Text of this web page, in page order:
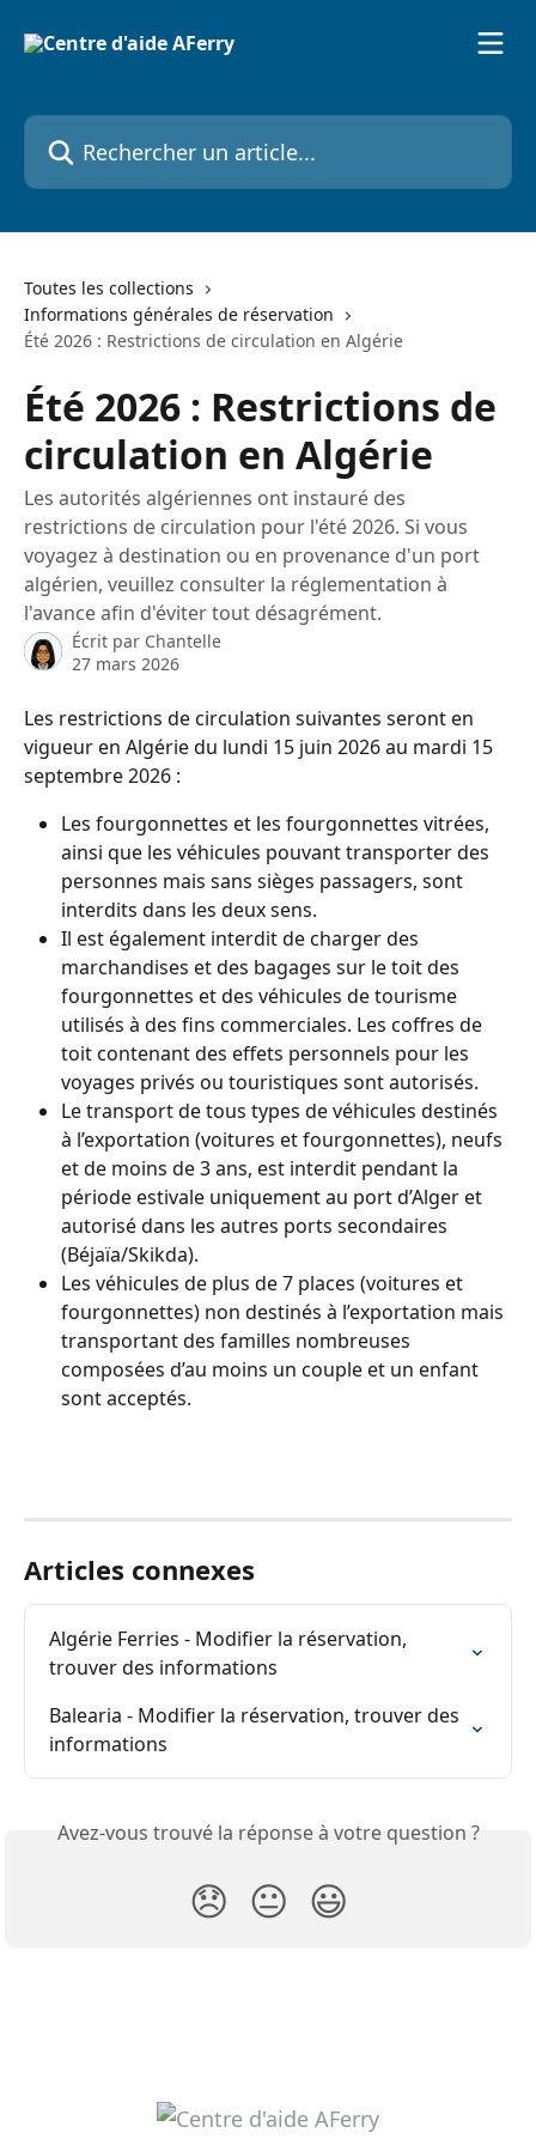
Rechercher un article...
Toutes les collections
Informations générales de réservation
Été 2026 : Restrictions de circulation en Algérie
Été 2026 : Restrictions de
circulation en Algérie
Les autorités algériennes ont instauré des
restrictions de circulation pour l'été 2026. Si vous
voyagez à destination ou en provenance d'un port
algérien, veuillez consulter la réglementation à
l'avance afin d'éviter tout désagrément.
Écrit par Chantelle
27 mars 2026
Les restrictions de circulation suivantes seront en
vigueur en Algérie du lundi 15 juin 2026 au mardi 15
septembre 2026 :
Les fourgonnettes et les fourgonnettes vitrées,
ainsi que les véhicules pouvant transporter des
personnes mais sans sièges passagers, sont
interdits dans les deux sens.
Il est également interdit de charger des
marchandises et des bagages sur le toit des
fourgonnettes et des véhicules de tourisme
utilisés à des fins commerciales. Les coffres de
toit contenant des effets personnels pour les
voyages privés ou touristiques sont autorisés.
Le transport de tous types de véhicules destinés
à l’exportation (voitures et fourgonnettes), neufs
et de moins de 3 ans, est interdit pendant la
période estivale uniquement au port d’Alger et
autorisé dans les autres ports secondaires
(Béjaïa/Skikda).
Les véhicules de plus de 7 places (voitures et
fourgonnettes) non destinés à l’exportation mais
transportant des familles nombreuses
composées d’au moins un couple et un enfant
sont acceptés.
Articles connexes
Algérie Ferries - Modifier la réservation,
trouver des informations
Balearia - Modifier la réservation, trouver des
informations
Avez-vous trouvé la réponse à votre question ?
😞 😐 😃